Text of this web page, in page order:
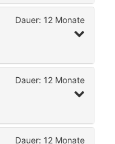
Dauer: 12 Monate
Dauer: 12 Monate
Dauer: 12 Monate